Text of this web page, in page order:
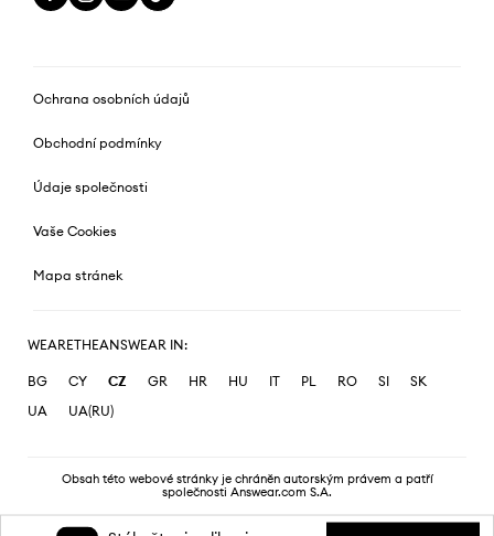
Ochrana osobních údajů
Obchodní podmínky
Údaje společnosti
Vaše Cookies
Mapa stránek
WEARETHEANSWEAR IN:
BG CY CZ GR HR HU IT PL RO SI
SK
UA
UA(RU)
Obsah této webové stránky je chráněn autorským právem a patří
společnosti Answear.com S.A.